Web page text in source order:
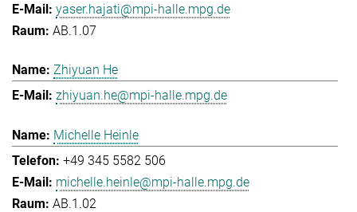
yaser.hajati@mpi-halle.mpg.de
AB.1.07
Zhiyuan He
zhiyuan.he@mpi-halle.mpg.de
Michelle Heinle
+49 345 5582 506
michelle.heinle@mpi-halle.mpg.de
AB.1.02